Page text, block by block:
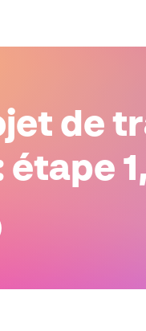
de
étape